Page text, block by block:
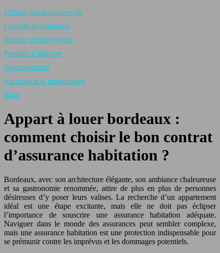
Choisir son assurance vie
Fiscalité et avantages
Retraite et prévoyance
Produits d’épargne
Investissement
Succession et transmission
Blog
Appart à louer bordeaux :
comment choisir le bon contrat
d’assurance habitation ?
Bordeaux, avec son architecture élégante, son ambiance chaleureuse
et sa gastronomie renommée, attire de plus en plus de personnes
désireuses d’y poser leurs valises. La recherche d’un appartement
idéal est une étape excitante, mais elle ne doit pas éclipser
l’importance de souscrire une assurance habitation adéquate.
Naviguer dans le monde des assurances peut sembler complexe,
mais une assurance habitation est une protection indispensable pour
se prémunir contre les imprévus et les dommages potentiels.